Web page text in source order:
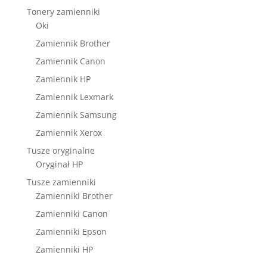
Tonery zamienniki
Oki
Zamiennik Brother
Zamiennik Canon
Zamiennik HP
Zamiennik Lexmark
Zamiennik Samsung
Zamiennik Xerox
Tusze oryginalne
Oryginał HP
Tusze zamienniki
Zamienniki Brother
Zamienniki Canon
Zamienniki Epson
Zamienniki HP